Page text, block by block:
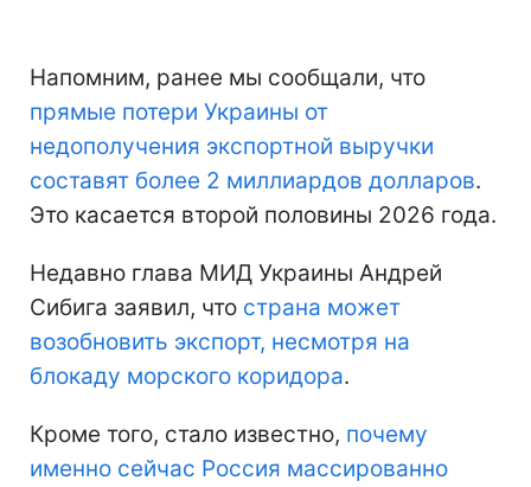
Напомним, ранее мы сообщали, что
прямые потери Украины от
недополучения экспортной выручки
составят более 2 миллиардов долларов.
Это касается второй половины 2026 года.
Недавно глава МИД Украины Андрей
Сибига заявил, что страна может
возобновить экспорт, несмотря на
блокаду морского коридора.
Кроме того, стало известно, почему
именно сейчас Россия массированно